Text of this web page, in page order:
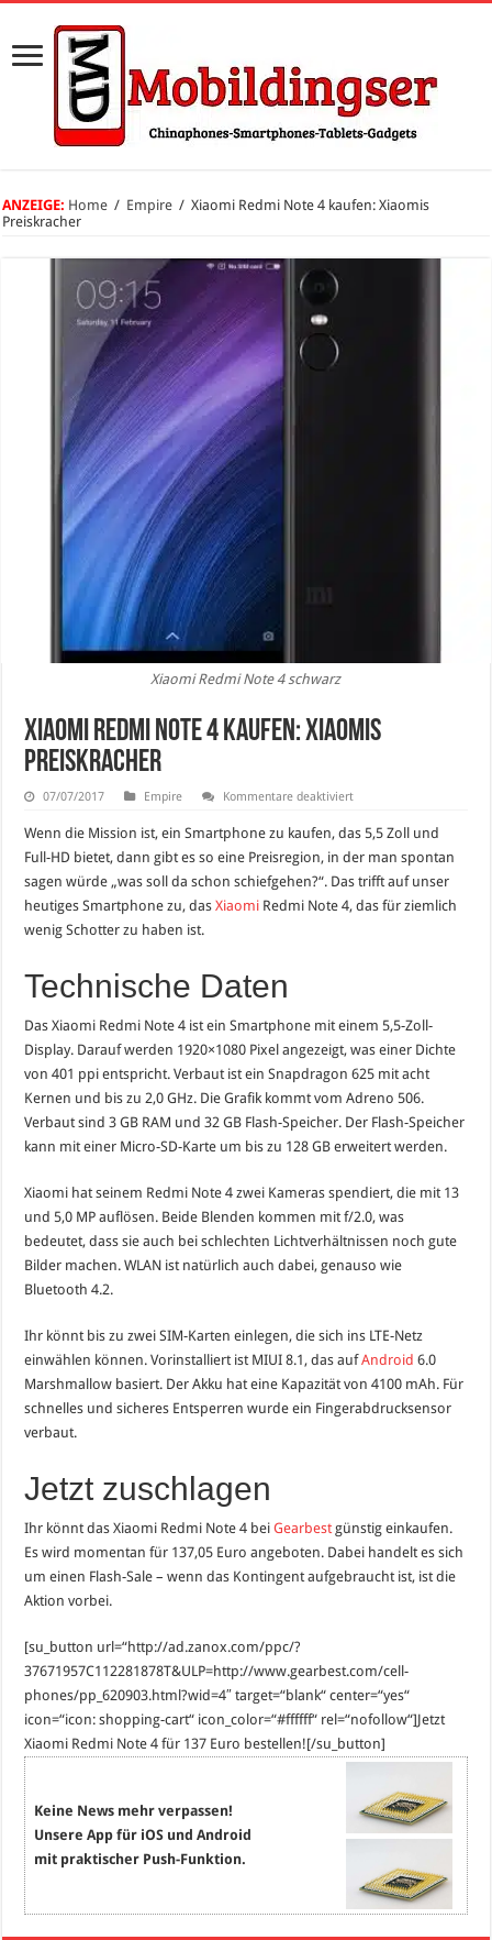
ANZEIGE: Home / Empire / Xiaomi Redmi Note 4 kaufen: Xiaomis
Preiskracher
Xiaomi Redmi Note 4 schwarz
Xiaomi Redmi Note 4 kaufen: Xiaomis
Preiskracher
07/07/2017 Empire Kommentare deaktiviertfür
Note
4
kaufen:
Xiaomis
Wenn die Mission ist, ein Smartphone zu kaufen, das 5,5 Zoll und
Full-HD bietet, dann gibt es so eine Preisregion, in der man spontan
sagen würde „was soll da schon schiefgehen?“. Das trifft auf unser
heutiges Smartphone zu, dasXiaomi Redmi Note 4, das für ziemlich
wenig Schotter zu haben ist.
Technische Daten
Das Xiaomi Redmi Note 4 ist ein Smartphone mit einem 5,5-Zoll-
Display. Darauf werden 1920×1080 Pixel angezeigt, was einer Dichte
von 401 ppi entspricht. Verbaut ist ein Snapdragon 625 mit acht
Kernen und bis zu 2,0 GHz. Die Grafik kommt vom Adreno 506.
Verbaut sind 3 GB RAM und 32 GB Flash-Speicher. Der Flash-Speicher
kann mit einer Micro-SD-Karte um bis zu 128 GB erweitert werden.
Xiaomi hat seinem Redmi Note 4 zwei Kameras spendiert, die mit 13
und 5,0 MP auflösen. Beide Blenden kommen mit f/2.0, was
bedeutet, dass sie auch bei schlechten Lichtverhältnissen noch gute
Bilder machen. WLAN ist natürlich auch dabei, genauso wie
Bluetooth 4.2.
Ihr könnt bis zu zwei SIM-Karten einlegen, die sich ins LTE-Netz
einwählen können. Vorinstalliert ist MIUI 8.1, das aufAndroid 6.0
Marshmallow basiert. Der Akku hat eine Kapazität von 4100 mAh. Für
schnelles und sicheres Entsperren wurde ein Fingerabdrucksensor
verbaut.
Jetzt zuschlagen
Ihr könnt das Xiaomi Redmi Note 4 beiGearbest günstig einkaufen.
Es wird momentan für 137,05 Euro angeboten. Dabei handelt es sich
um einen Flash-Sale – wenn das Kontingent aufgebraucht ist, ist die
Aktion vorbei.
[su_button url=“http://ad.zanox.com/ppc/?
37671957C112281878T&ULP=http://www.gearbest.com/cell-
phones/pp_620903.html?wid=4″ target=“blank“ center=“yes“
icon=“icon: shopping-cart“ icon_color=“#ffffff“ rel=“nofollow“]Jetzt
Xiaomi Redmi Note 4 für 137 Euro bestellen![/su_button]
Keine News mehr verpassen!
Unsere App für iOS und Android
mit praktischer Push-Funktion.